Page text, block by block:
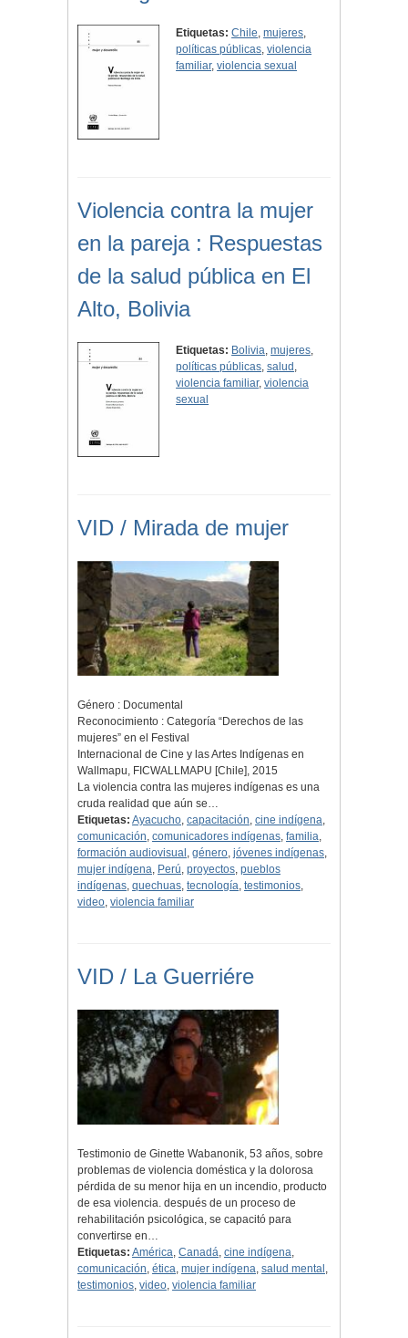
Etiquetas: Chile,mujeres,
políticas públicas,violencia
familiar,violencia sexual
Violencia contra la mujer
en la pareja : Respuestas
de la salud pública en El
Alto, Bolivia
Etiquetas: Bolivia,mujeres,
políticas públicas,salud ,
violencia familiar,violencia
sexual
VID / Mirada de mujer
Género : Documental
Reconocimiento : Categoría “Derechos de las
mujeres” en el Festival
Internacional de Cine y las Artes Indígenas en
Wallmapu, FICWALLMAPU [Chile], 2015
La violencia contra las mujeres indígenas es una
cruda realidad que aún se…
Etiquetas: Ayacucho, capacitación, cine indígena,
comunicación, comunicadores indígenas, familia,
formación audiovisual , género, jóvenes indígenas,
mujer indígena, Perú, proyectos, pueblos
indígenas, quechuas, tecnología, testimonios,
video, violencia familiar
VID / La Guerriére
Testimonio de Ginette Wabanonik, 53 años, sobre
problemas de violencia doméstica y la dolorosa
pérdida de su menor hija en un incendio, producto
de esa violencia. después de un proceso de
rehabilitación psicológica, se capacitó para
convertirse en…
Etiquetas: América, Canadá, cine indígena,
comunicación, ética, mujer indígena, salud mental ,
testimonios, video, violencia familiar